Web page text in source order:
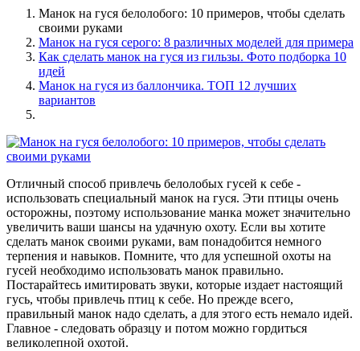
Манок на гуся белолобого: 10 примеров, чтобы сделать
своими руками
Манок на гуся серого: 8 различных моделей для примера
Как сделать манок на гуся из гильзы. Фото подборка 10
идей
Манок на гуся из баллончика. ТОП 12 лучших
вариантов
Отличный способ привлечь белолобых гусей к себе -
использовать специальный манок на гуся. Эти птицы очень
осторожны, поэтому использование манка может значительно
увеличить ваши шансы на удачную охоту. Если вы хотите
сделать манок своими руками, вам понадобится немного
терпения и навыков. Помните, что для успешной охоты на
гусей необходимо использовать манок правильно.
Постарайтесь имитировать звуки, которые издает настоящий
гусь, чтобы привлечь птиц к себе. Но прежде всего,
правильный манок надо сделать, а для этого есть немало идей.
Главное - следовать образцу и потом можно гордиться
великолепной охотой.